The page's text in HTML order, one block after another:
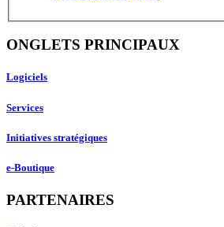
ONGLETS PRINCIPAUX
Logiciels
Services
Initiatives stratégiques
e-Boutique
PARTENAIRES